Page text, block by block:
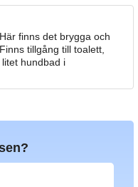
finns det brygga och
tillgång till toalett,
hundbad i